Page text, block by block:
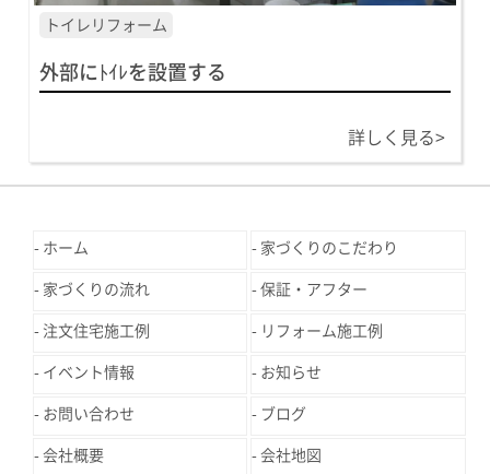
トイレリフォーム
外部にﾄｲﾚを設置する
詳しく見る>
ホーム 家づくりのこだわり
家づくりの流れ 保証・アフター
注文住宅施工例 リフォーム施工例
イベント情報 お知らせ
お問い合わせ ブログ
会社概要 会社地図